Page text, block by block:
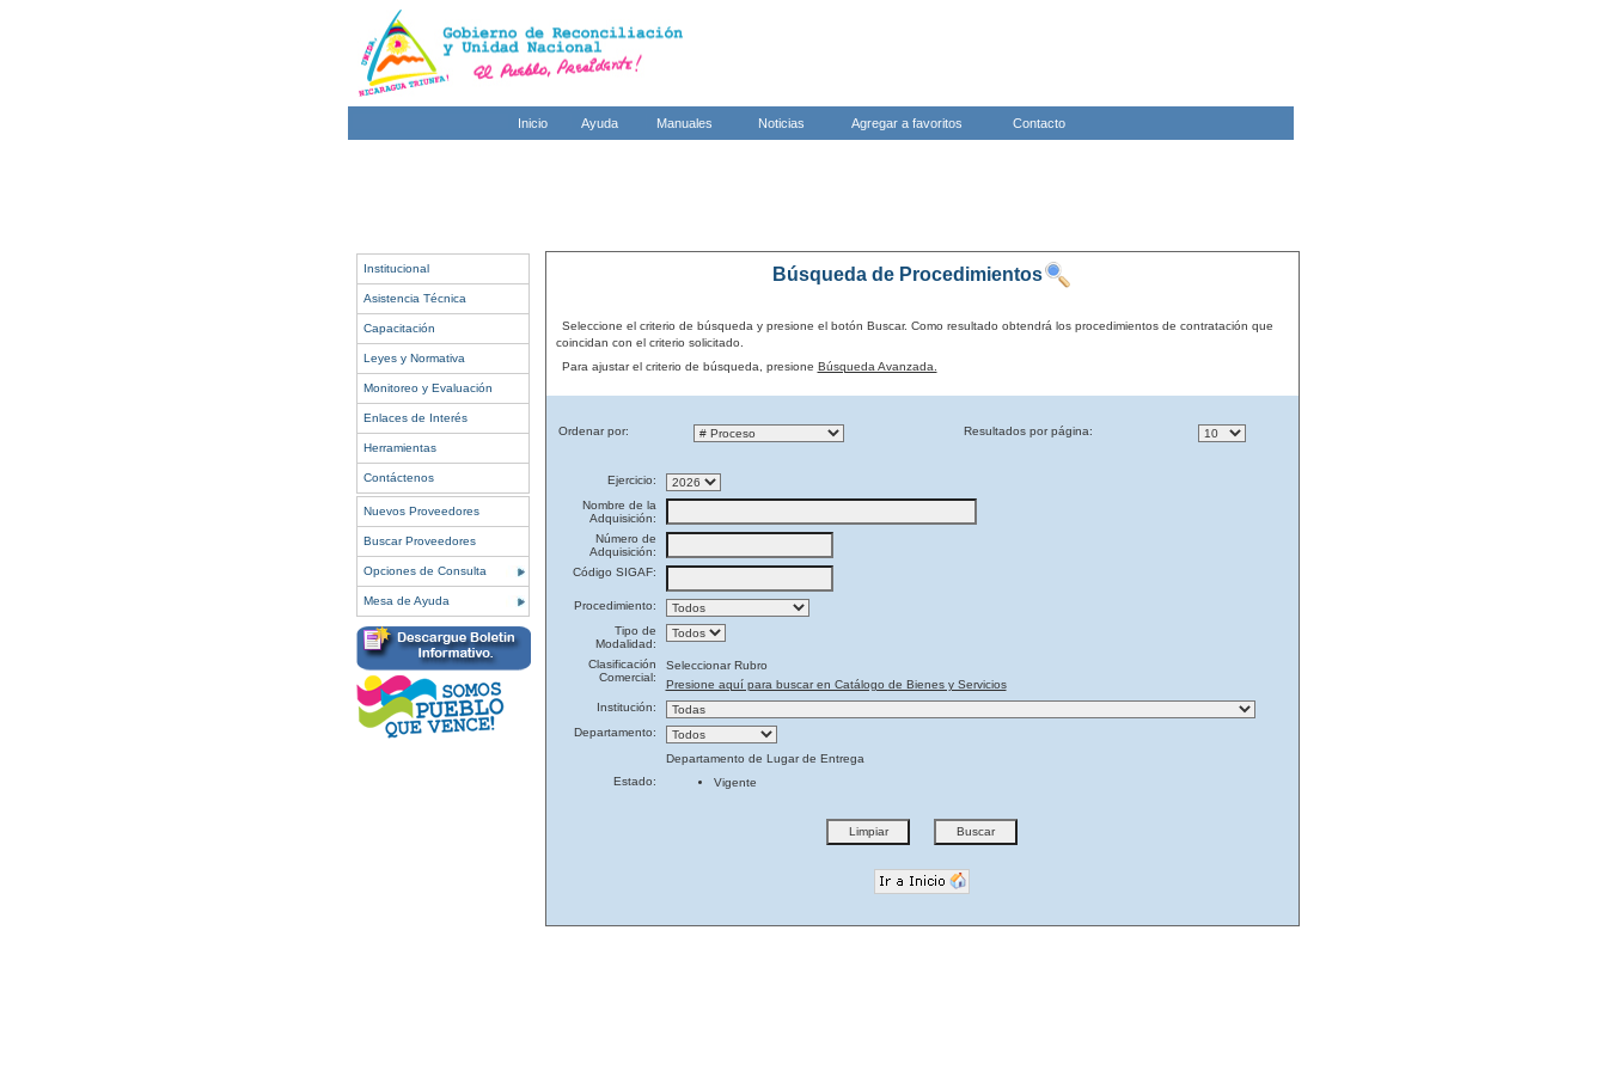
Inicio Ayuda Manuales Noticias Agregar a favoritos Contacto
Institucional
Asistencia Técnica
Capacitación
Leyes y Normativa
Monitoreo y Evaluación
Enlaces de Interés
Herramientas
Contáctenos
Nuevos Proveedores
Buscar Proveedores
Opciones de Consulta
Mesa de Ayuda
Búsqueda de Procedimientos
Seleccione el criterio de búsqueda y presione el botón Buscar. Como resultado obtendrá los procedimientos de contratación que
coincidan con el criterio solicitado.
Para ajustar el criterio de búsqueda, presione Búsqueda Avanzada.
Ordenar por: Resultados por página:
Ejercicio:
Nombre de la
Adquisición:
Número de
Adquisición:
Código SIGAF:
Procedimiento:
Tipo de
Modalidad:
Clasificación
Comercial:
Seleccionar Rubro
Presione aquí para buscar en Catálogo de Bienes y Servicios
Institución:
Departamento:
Departamento de Lugar de Entrega
Estado:
Vigente